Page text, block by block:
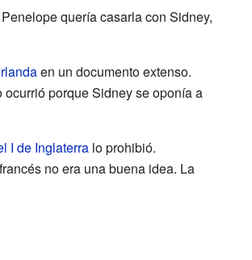
quería casarla con Sidney,
en un documento extenso.
ocurrió porque Sidney se oponía a
I de Inglaterralo prohibió.
no era una buena idea. La